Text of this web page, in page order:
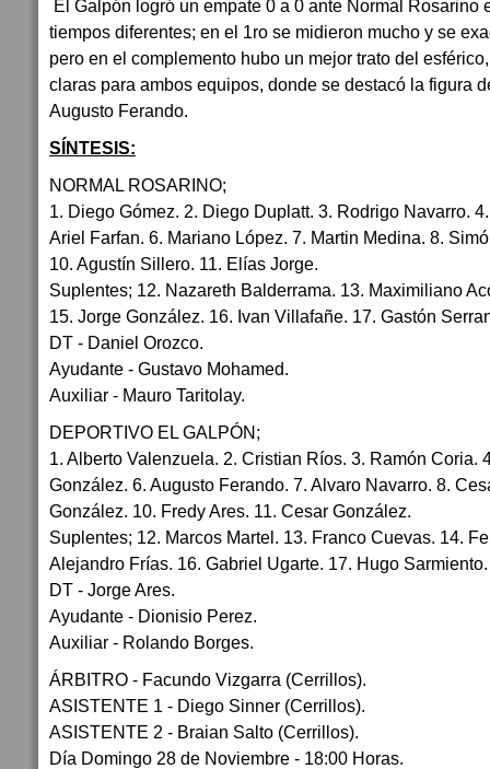
El Galpón logró un empate 0 a 0 ante Normal Rosarino
tiempos diferentes; en el 1ro se midieron mucho y se
pero en el complemento hubo un mejor trato del
claras para ambos equipos, donde se destacó la figura
Augusto Ferando.
SÍNTESIS:
NORMAL ROSARINO;
1. Diego Gómez. 2. Diego Duplatt. 3. Rodrigo Navarro.
Ariel Farfan. 6. Mariano López. 7. Martin Medina. 8.
10. Agustín Sillero. 11. Elías Jorge.
Suplentes; 12. Nazareth Balderrama. 13. Maximiliano
15. Jorge González. 16. Ivan Villafañe. 17. Gastón
DT - Daniel Orozco.
Ayudante - Gustavo Mohamed.
Auxiliar - Mauro Taritolay.
DEPORTIVO EL GALPÓN;
1. Alberto Valenzuela. 2. Cristian Ríos. 3. Ramón Coria.
González. 6. Augusto Ferando. 7. Alvaro Navarro. 8.
González. 10. Fredy Ares. 11. Cesar González.
Suplentes; 12. Marcos Martel. 13. Franco Cuevas. 14.
Alejandro Frías. 16. Gabriel Ugarte. 17. Hugo
DT - Jorge Ares.
Ayudante - Dionisio Perez.
Auxiliar - Rolando Borges.
ÁRBITRO - Facundo Vizgarra (Cerrillos).
ASISTENTE 1 - Diego Sinner (Cerrillos).
ASISTENTE 2 - Braian Salto (Cerrillos).
Día Domingo 28 de Noviembre - 18:00 Horas.